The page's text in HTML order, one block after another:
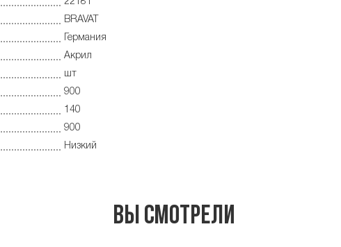
BRAVAT
Германия
Акрил
шт
900
140
900
Низкий
Вы смотрели